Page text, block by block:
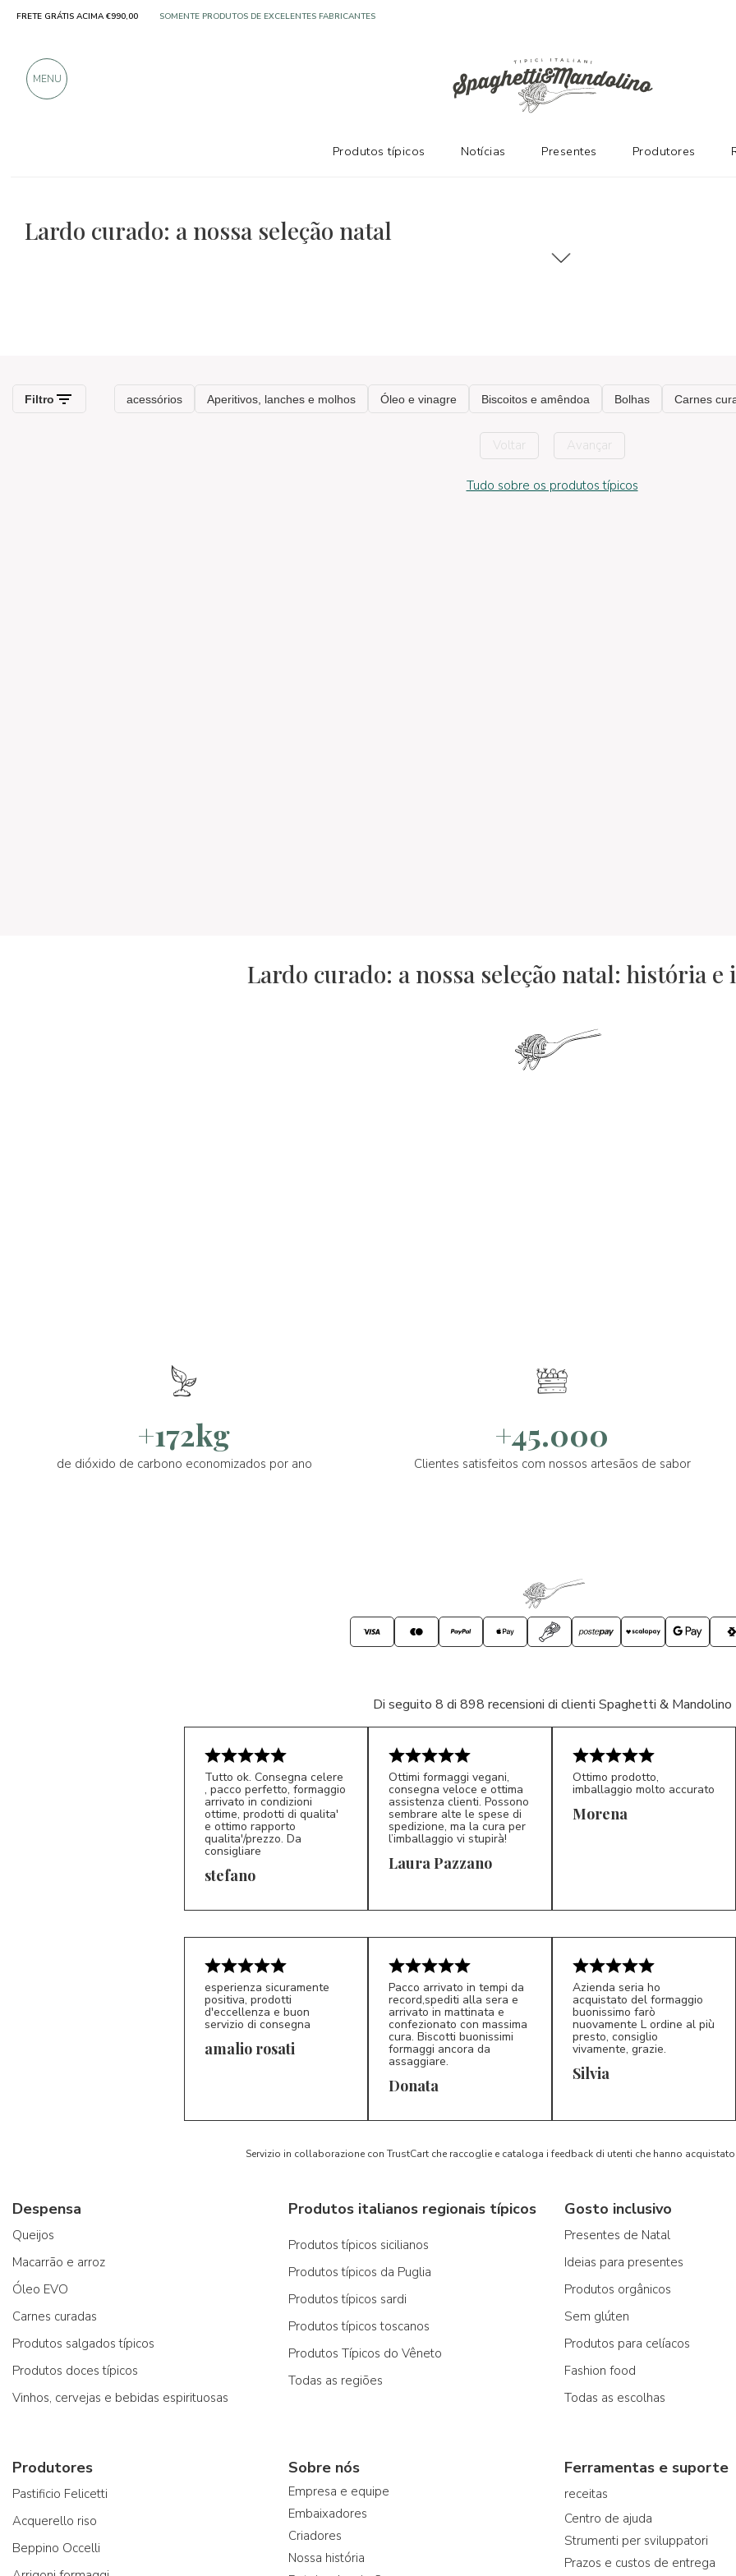
Lardo curado: a nossa seleção natal
Voltar Avançar
Tudo sobre os produtos típicos
Lardo curado: a nossa seleção natal: história e
+172kg
de dióxido de carbono economizados por ano
+45.000
Clientes satisfeitos com nossos artesãos de sabor
Di seguito 8 di 898 recensioni di clienti Spaghetti & Mandolino
S*
Tutto ok. Consegna celere
, pacco perfetto, formaggio
arrivato in condizioni
ottime, prodotti di qualita'
e ottimo rapporto
qualita'/prezzo. Da
consigliare
stefano LP 5/5
Ottimi formaggi vegani,
consegna veloce e ottima
assistenza clienti. Possono
sembrare alte le spese di
spedizione, ma la cura per
l’imballaggio vi stupirà!
Laura Pazzano
Ottimo prodotto,
imballaggio molto accurato
Morena
esperienza sicuramente
positiva, prodotti
d'eccellenza e buon
servizio di consegna
amalio rosati
D*
Pacco arrivato in tempi da
record,spediti alla sera e
arrivato in mattinata e
confezionato con massima
cura. Biscotti buonissimi
formaggi ancora da
assaggiare.
Donata S*
Azienda seria ho
acquistato del formaggio
buonissimo farò
nuovamente L ordine al più
presto, consiglio
vivamente, grazie.
Silvia
Servizio in collaborazione con TrustCart che raccoglie e cataloga i feedback di utenti che hanno
Despensa
Queijos
Macarrão e arroz
Óleo EVO
Carnes curadas
Produtos salgados típicos
Produtos doces típicos
Vinhos, cervejas e bebidas espirituosas
Produtos italianos regionais típicos
Produtos típicos sicilianos
Produtos típicos da Puglia
Produtos típicos sardi
Produtos típicos toscanos
Produtos Típicos do Vêneto
Todas as regiões
Gosto inclusivo
Presentes de Natal
Ideias para presentes
Produtos orgânicos
Sem glúten
Produtos para celíacos
Fashion food
Todas as escolhas
Produtores
Pastificio Felicetti
Acquerello riso
Beppino Occelli
Sobre nós
Empresa e equipe
Embaixadores
Criadores
Nossa história
Ferramentas e suporte
receitas
Centro de ajuda
Strumenti per sviluppatori
Prazos e custos de entrega
FRETE GRÁTIS ACIMA €990,00 SOMENTE PRODUTOS DE EXCELENTES FABRICANTES
MENU
Produtos típicos Notícias Presentes Produtores